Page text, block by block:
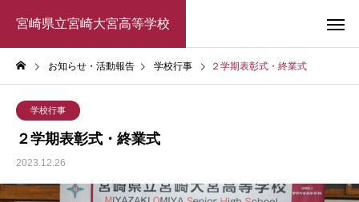
宮崎県立宮崎大宮高等学校
お知らせ・活動報告 学校行事 ２学期表彰式・終業式
学校行事
２学期表彰式・終業式
2023.12.26